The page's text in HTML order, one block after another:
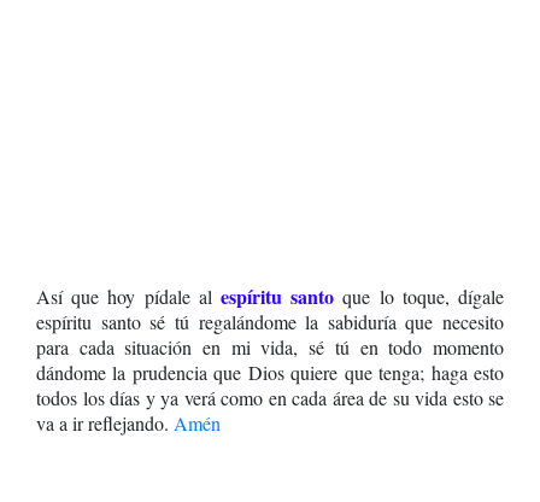
Así que hoy pídale al espíritu santo que lo toque, dígale
espíritu santo sé tú regalándome la sabiduría que necesito
para cada situación en mi vida, sé tú en todo momento
dándome la prudencia que Dios quiere que tenga; haga esto
todos los días y ya verá como en cada área de su vida esto se
va a ir reflejando. Amén